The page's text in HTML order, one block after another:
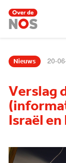
Nieuws 20-
Verslag
Israël